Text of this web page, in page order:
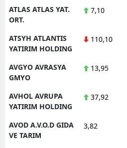
ATLAS ATLAS YAT.
ORT.
7,10
ATSYH ATLANTIS
YATIRIM HOLDING
110,10
AVGYO AVRASYA
GMYO
13,95
AVHOL AVRUPA
YATIRIM HOLDING
37,92
AVOD A.V.O.D GIDA
VE TARIM
3,82